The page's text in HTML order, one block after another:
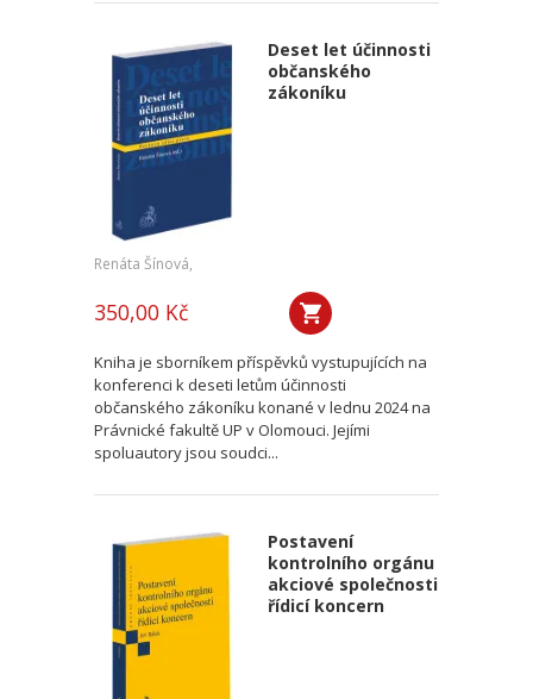
Deset let účinnosti
občanského
zákoníku
Renáta Šínová,
350,00 Kč
Kniha je sborníkem příspěvků vystupujících na
konferenci k deseti letům účinnosti
občanského zákoníku konané v lednu 2024 na
Právnické fakultě UP v Olomouci. Jejími
spoluautory jsou soudci...
Postavení
kontrolního orgánu
akciové společnosti
řídicí koncern